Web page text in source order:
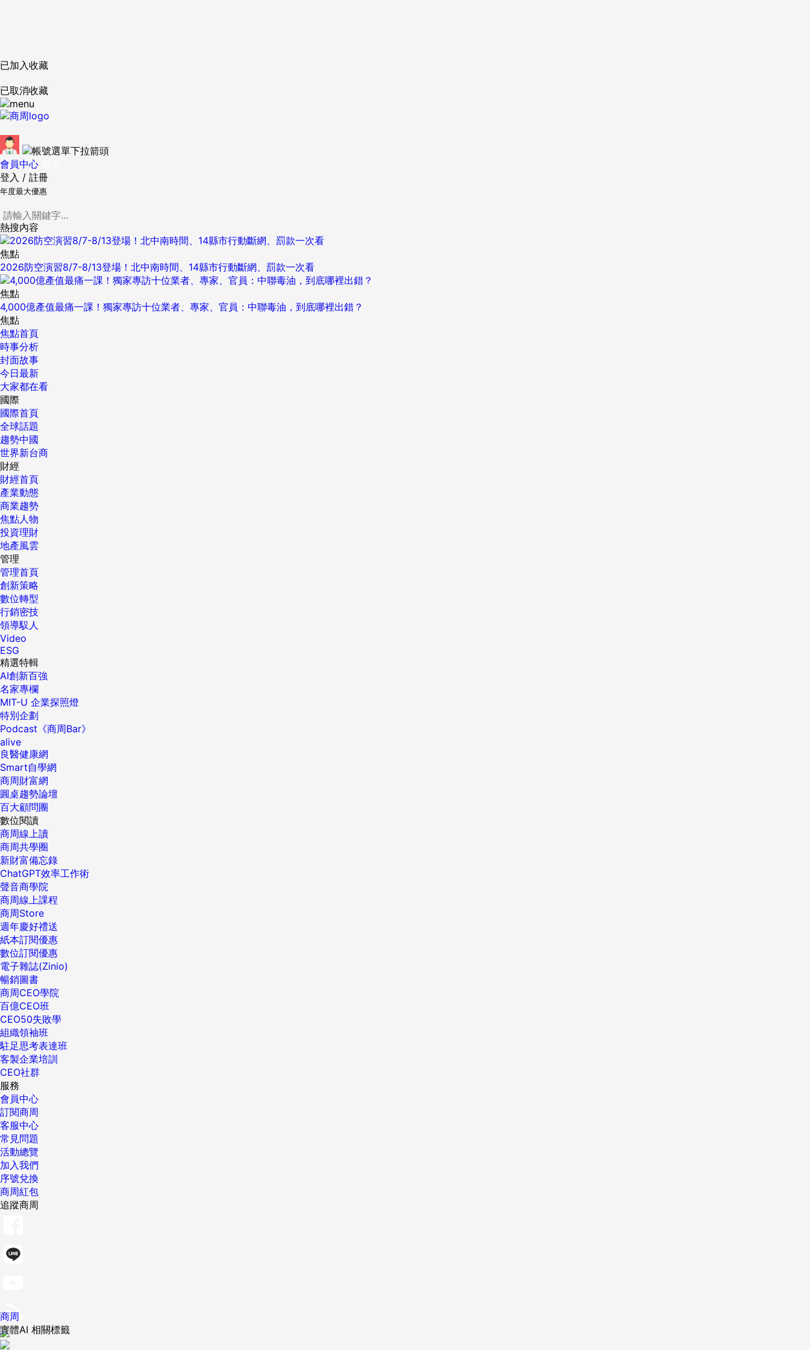
已加入收藏
已取消收藏
會員中心
登入 / 註冊
年度最大優惠
熱搜內容
焦點
2026防空演習8/7-8/13登場！北中南時間、14縣市行動斷網、罰款一次看
焦點
4,000億產值最痛一課！獨家專訪十位業者、專家、官員：中聯毒油，到底哪裡出錯？
焦點
焦點首頁
時事分析
封面故事
今日最新
大家都在看
國際
國際首頁
全球話題
趨勢中國
世界新台商
財經
財經首頁
產業動態
商業趨勢
焦點人物
投資理財
地產風雲
管理
管理首頁
創新策略
數位轉型
行銷密技
領導馭人
Video
ESG
精選特輯
AI創新百強
名家專欄
MIT-U 企業探照燈
特別企劃
Podcast《商周Bar》
alive
良醫健康網
Smart自學網
商周財富網
圓桌趨勢論壇
百大顧問團
數位閱讀
商周線上讀
商周共學圈
新財富備忘錄
ChatGPT效率工作術
聲音商學院
商周線上課程
商周Store
週年慶好禮送
紙本訂閱優惠
數位訂閱優惠
電子雜誌(Zinio)
暢銷圖書
商周CEO學院
百億CEO班
CEO50失敗學
組織領袖班
駐足思考表達班
客製企業培訓
CEO社群
服務
會員中心
訂閱商周
客服中心
常見問題
活動總覽
加入我們
序號兌換
商周紅包
追蹤商周
商周
實體AI 相關標籤